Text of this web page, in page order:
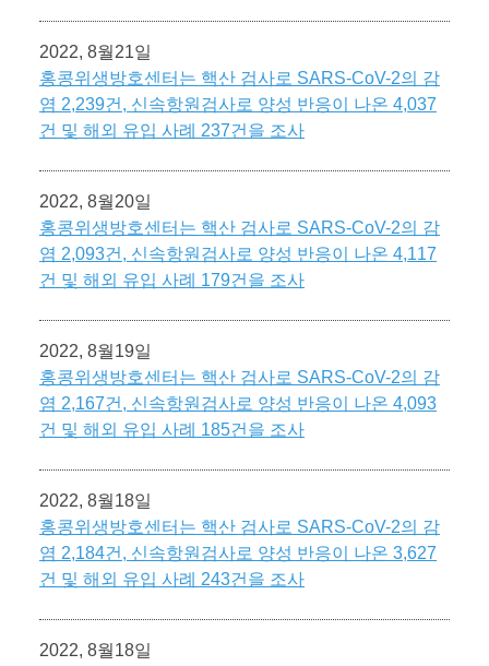
2022, 8월21일
홍콩위생방호센터는 핵산 검사로 SARS-CoV-2의 감
염 2,239건, 신속항원검사로 양성 반응이 나온 4,037
건 및 해외 유입 사례 237건을 조사
2022, 8월20일
홍콩위생방호센터는 핵산 검사로 SARS-CoV-2의 감
염 2,093건, 신속항원검사로 양성 반응이 나온 4,117
건 및 해외 유입 사례 179건을 조사
2022, 8월19일
홍콩위생방호센터는 핵산 검사로 SARS-CoV-2의 감
염 2,167건, 신속항원검사로 양성 반응이 나온 4,093
건 및 해외 유입 사례 185건을 조사
2022, 8월18일
홍콩위생방호센터는 핵산 검사로 SARS-CoV-2의 감
염 2,184건, 신속항원검사로 양성 반응이 나온 3,627
건 및 해외 유입 사례 243건을 조사
2022, 8월18일